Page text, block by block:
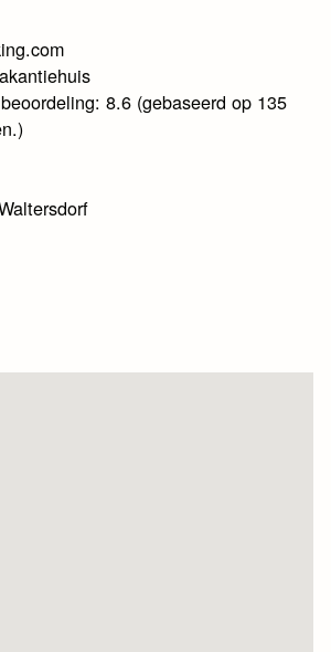
8.6 (gebaseerd op 135